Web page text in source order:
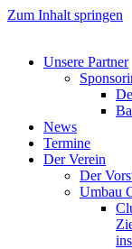
Zum Inhalt springen
Unsere Partner
News
Termine
Der Verein
Der
Umbau